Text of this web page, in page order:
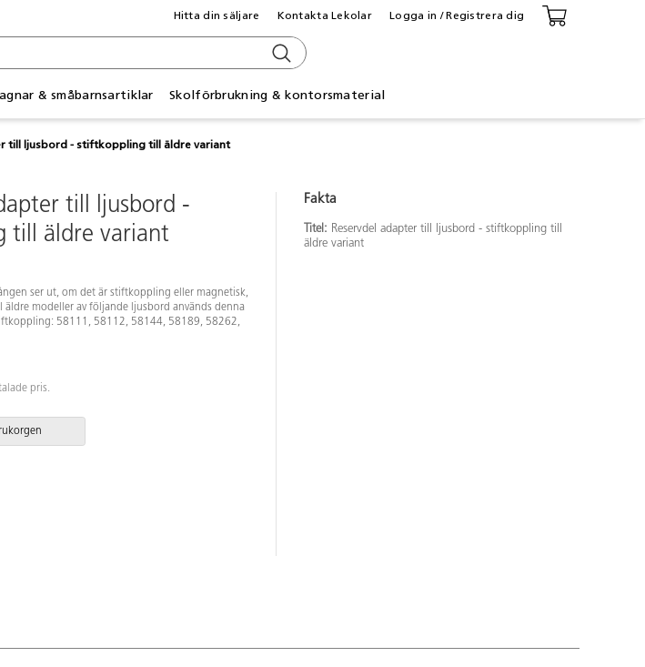
& småbarnsartiklar Skolförbrukning & kontorsmaterial
Hitta din säljare Kontakta Lekolar Logga in / Registrera dig
till ljusbord - stiftkoppling till äldre variant
till ljusbord -
till äldre variant
ser ut, om det är stiftkoppling eller magnetisk,
äldre modeller av följande ljusbord används denna
58111, 58112, 58144, 58189, 58262,
pris.
Fakta
Titel: Reservdel adapter till ljusbord - stiftkoppling till
äldre variant